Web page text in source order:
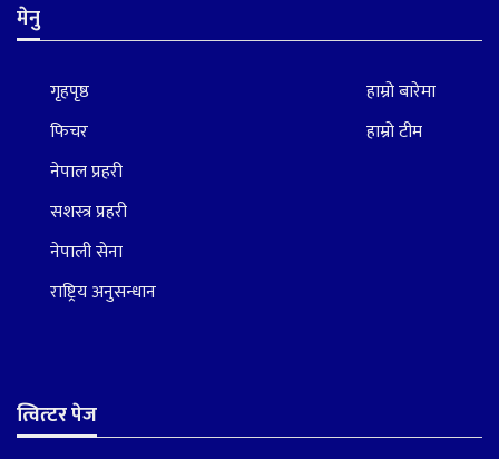
मेनु
गृहपृष्ठ
फिचर
नेपाल प्रहरी
सशस्त्र प्रहरी
नेपाली सेना
राष्ट्रिय अनुसन्धान
हाम्रो बारेमा
हाम्रो टीम
त्वित्टर पेज